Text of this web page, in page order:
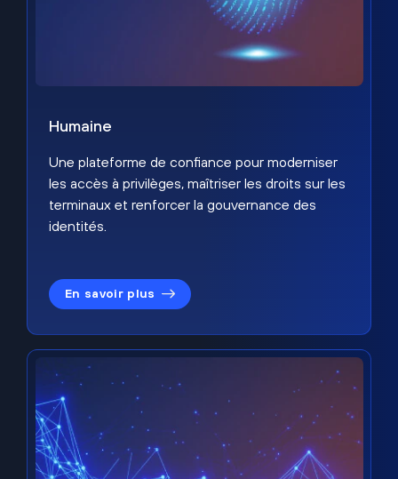
Humaine
Une plateforme de confiance pour moderniser
les accès à privilèges, maîtriser les droits sur les
terminaux et renforcer la gouvernance des
identités.
En savoir plus